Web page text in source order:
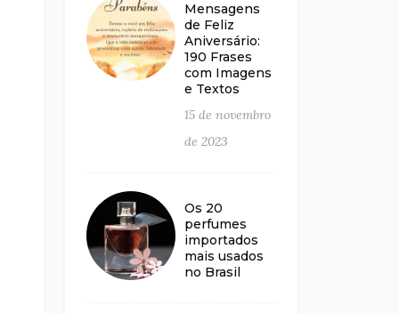
Mensagens
de Feliz
Aniversário:
190 Frases
com Imagens
e Textos
15 de novembro
de 2023
Os 20
perfumes
importados
mais usados
no Brasil